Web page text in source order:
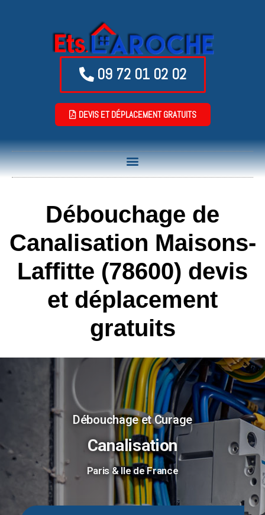
09 72 01 02 02
DEVIS ET DÉPLACEMENT GRATUITS
Débouchage de
Canalisation Maisons-
Laffitte (78600) devis
et déplacement
gratuits
Débouchage et Curage
Canalisation
Paris & Ile de France